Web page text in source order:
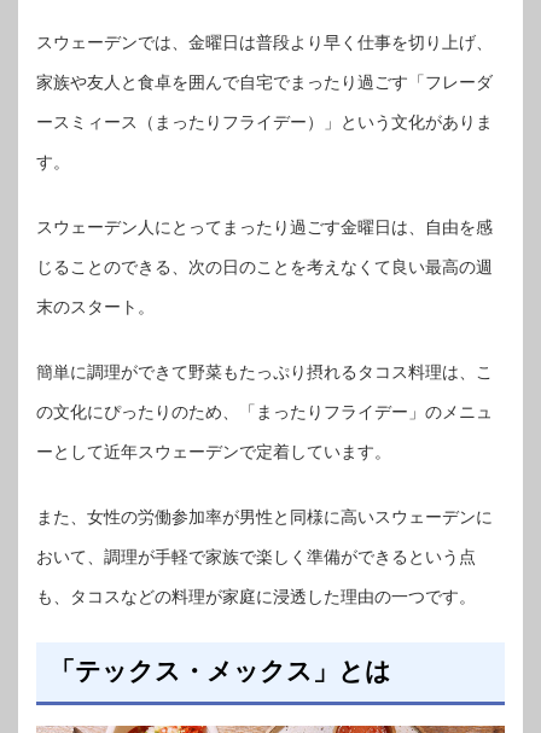
スウェーデンでは、金曜日は普段より早く仕事を切り上げ、
家族や友人と食卓を囲んで自宅でまったり過ごす「フレーダ
ースミィース（まったりフライデー）」という文化がありま
す。
スウェーデン人にとってまったり過ごす金曜日は、自由を感
じることのできる、次の日のことを考えなくて良い最高の週
末のスタート。
簡単に調理ができて野菜もたっぷり摂れるタコス料理は、こ
の文化にぴったりのため、「まったりフライデー」のメニュ
ーとして近年スウェーデンで定着しています。
また、女性の労働参加率が男性と同様に高いスウェーデンに
おいて、調理が手軽で家族で楽しく準備ができるという点
も、タコスなどの料理が家庭に浸透した理由の一つです。
「テックス・メックス」とは